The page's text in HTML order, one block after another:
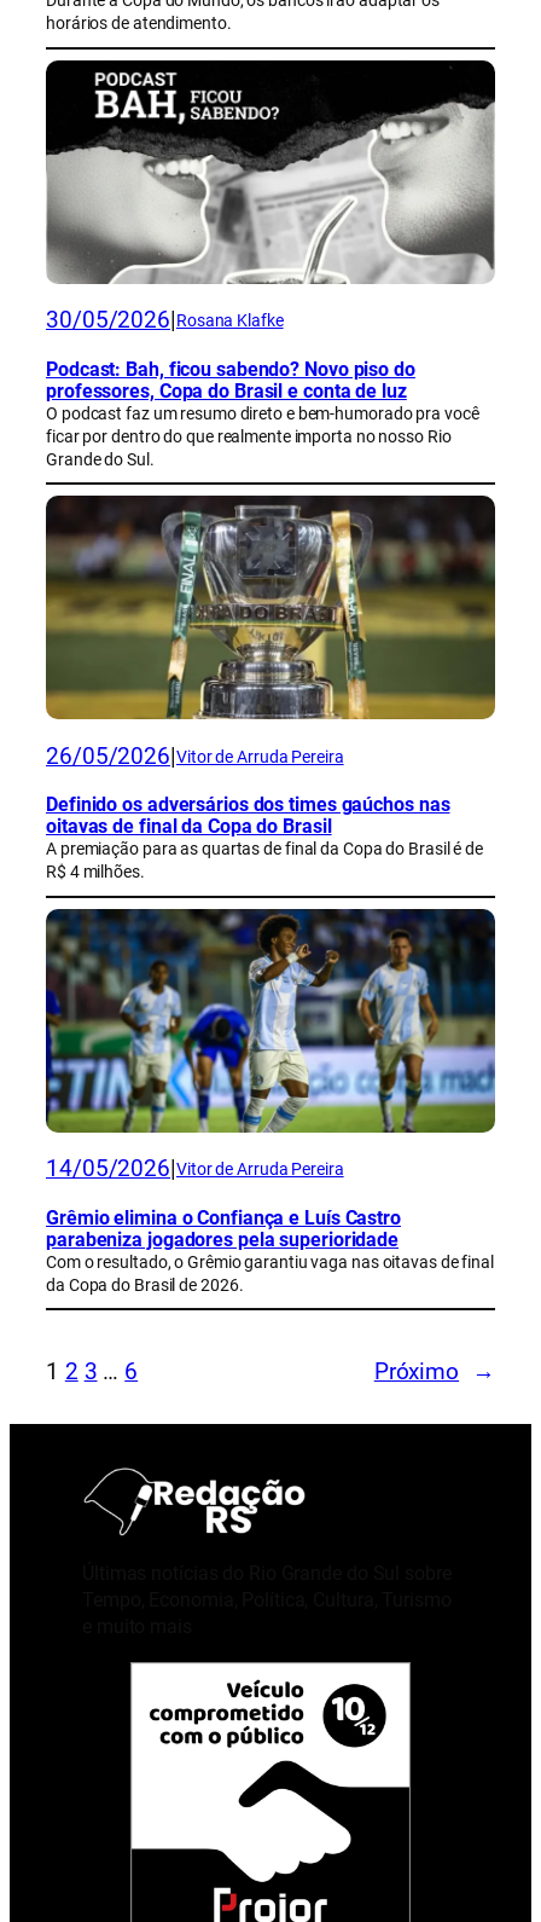
horários de atendimento.
30/05/2026 Rosana Klafke
Podcast: Bah, ficou sabendo? Novo piso do
professores, Copa do Brasil e conta de luz
O podcast faz um resumo direto e bem-humorado pra você
ficar por dentro do que realmente importa no nosso Rio
Grande do Sul.
26/05/2026 Vitor de Arruda Pereira
Definido os adversários dos times gaúchos nas
oitavas de final da Copa do Brasil
A premiação para as quartas de final da Copa do Brasil é de
R$ 4 milhões.
14/05/2026 Vitor de Arruda Pereira
Grêmio elimina o Confiança e Luís Castro
parabeniza jogadores pela superioridade
Com o resultado, o Grêmio garantiu vaga nas oitavas de final
da Copa do Brasil de 2026.
1 2 3 … 6 Próximo →